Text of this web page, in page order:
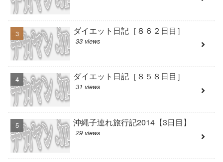
ダイエット日記［８６２日目］
33 views
ダイエット日記［８５８日目］
31 views
沖縄子連れ旅行記2014【3日目】
29 views